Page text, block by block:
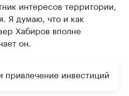
интересов территории,
Я думаю, что и как
Хабиров вполне
он.
привлечение инвестиций